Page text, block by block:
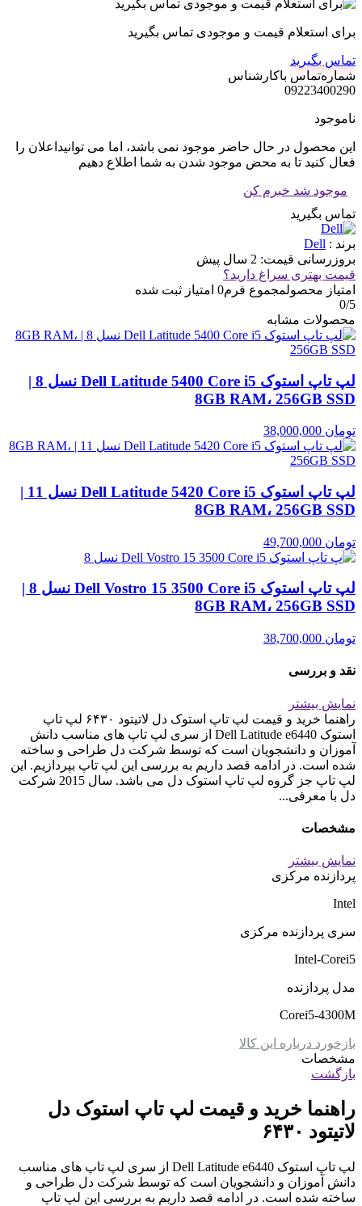
برای استعلام قیمت و موجودی تماس بگیرید
تماس بگیرید
شماره‌تماس‌ با‌کارشناس
09223400290
ناموجود
این محصول در حال حاضر موجود نمی باشد، اما می توانیداعلان را
فعال کنید تا به محض موجود شدن به شما اطلاع دهیم
موجود شد خبرم کن
تماس بگیرید
برند : Dell
بروزرسانی قیمت: 2 سال پیش
قیمت بهتری سراغ دارید؟
امتیاز محصولمجموع فرم0 امتیاز ثبت شده
0/5
محصولات مشابه
لپ تاپ استوک Dell Latitude 5400 Core i5 نسل 8 |
8GB RAM، 256GB SSD
تومان
لپ تاپ استوک Dell Latitude 5420 Core i5 نسل 11 |
8GB RAM، 256GB SSD
تومان
لپ تاپ استوک Dell Vostro 15 3500 Core i5 نسل 8 |
8GB RAM، 256GB SSD
تومان
نقد و بررسی
نمایش بیشتر
راهنما خرید و قیمت لپ تاپ استوک دل لاتیتود ۶۴۳٠ لپ تاپ
استوک Dell Latitude e6440 از سری لپ تاپ های مناسب دانش
آموزان و دانشجویان است که توسط شرکت دل طراحی و ساخته
شده است. در ادامه قصد داریم به بررسی این لپ تاپ بپردازیم. این
لپ تاپ جز گروه لپ تاپ استوک دل می باشد. سال 2015 شرکت
دل با معرفی...
مشخصات
نمایش بیشتر
پردازنده مرکزی
Intel
سری پردازنده مرکزی
Intel-Corei5
مدل پردازنده
Corei5-4300M
بازخورد درباره این کالا
مشخصات
بازگشت
راهنما خرید و قیمت لپ تاپ استوک دل
لاتیتود ۶۴۳٠
لپ تاپ استوک Dell Latitude e6440 از سری لپ تاپ های مناسب
دانش آموزان و دانشجویان است که توسط شرکت دل طراحی و
ساخته شده است. در ادامه قصد داریم به بررسی این لپ تاپ